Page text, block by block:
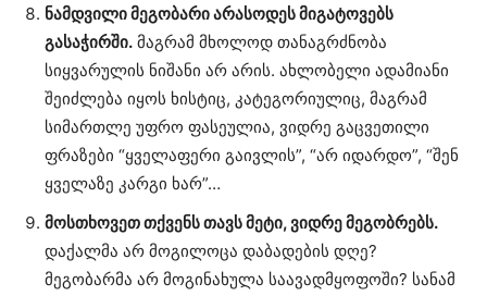
ნამდვილი მეგობარი არასოდეს მიგატოვებს
გასაჭირში. მაგრამ მხოლოდ თანაგრძნობა
სიყვარულის ნიშანი არ არის. ახლობელი ადამიანი
შეიძლება იყოს ხისტიც, კატეგორიულიც, მაგრამ
სიმართლე უფრო ფასეულია, ვიდრე გაცვეთილი
ფრაზები “ყველაფერი გაივლის”, “არ იდარდო”, “შენ
ყველაზე კარგი ხარ”…
მოსთხოვეთ თქვენს თავს მეტი, ვიდრე მეგობრებს.
დაქალმა არ მოგილოცა დაბადების დღე?
მეგობარმა არ მოგინახულა საავადმყოფოში? სანამ